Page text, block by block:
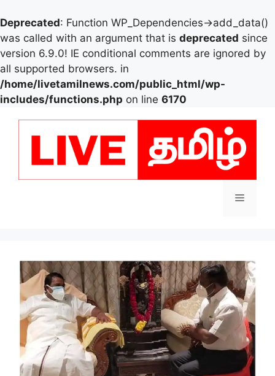
Deprecated: Function WP_Dependencies->add_data()
was called with an argument that is deprecated since
version 6.9.0! IE conditional comments are ignored by
all supported browsers. in
/home/livetamilnews.com/public_html/wp-
includes/functions.php on line 6170
Menu